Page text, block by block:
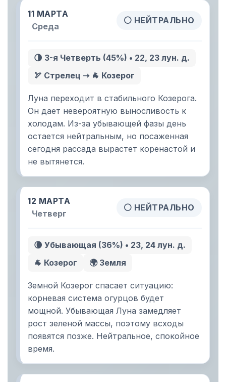
11 МАРТА
Среда
⚪ НЕЙТРАЛЬНО
🌗 3-я Четверть (45%) • 22, 23 лун. д.
🏹 Стрелец ➝ 🐐 Козерог
Луна переходит в стабильного Козерога.
Он дает невероятную выносливость к
холодам. Из-за убывающей фазы день
остается нейтральным, но посаженная
сегодня рассада вырастет коренастой и
не вытянется.
12 МАРТА
Четверг
⚪ НЕЙТРАЛЬНО
🌘 Убывающая (36%) • 23, 24 лун. д.
🐐 Козерог
🌍 Земля
Земной Козерог спасает ситуацию:
корневая система огурцов будет
мощной. Убывающая Луна замедляет
рост зеленой массы, поэтому всходы
появятся позже. Нейтральное, спокойное
время.